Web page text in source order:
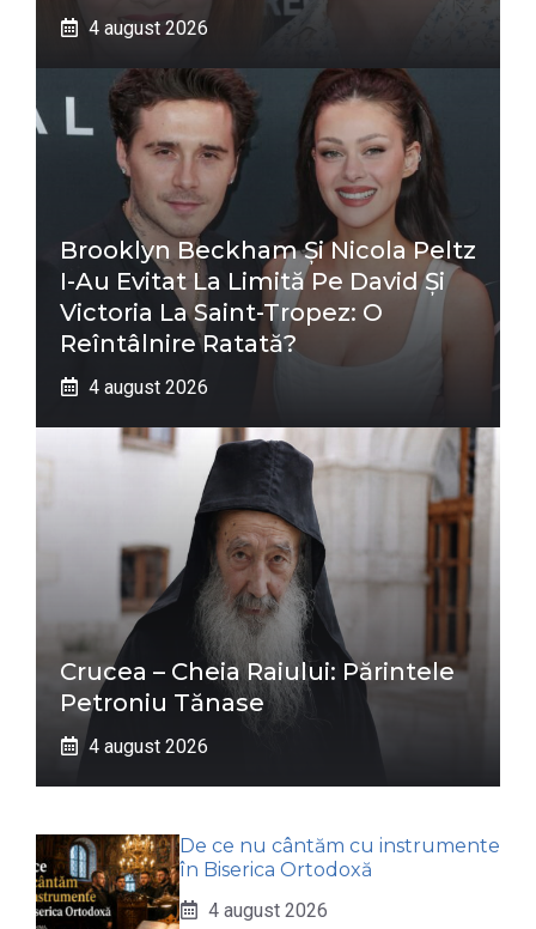
4 august 2026
Brooklyn Beckham Și Nicola Peltz
I-Au Evitat La Limită Pe David Și
Victoria La Saint-Tropez: O
Reîntâlnire Ratată?
4 august 2026
Crucea – Cheia Raiului: Părintele
Petroniu Tănase
4 august 2026
De ce nu cântăm cu instrumente
în Biserica Ortodoxă
4 august 2026